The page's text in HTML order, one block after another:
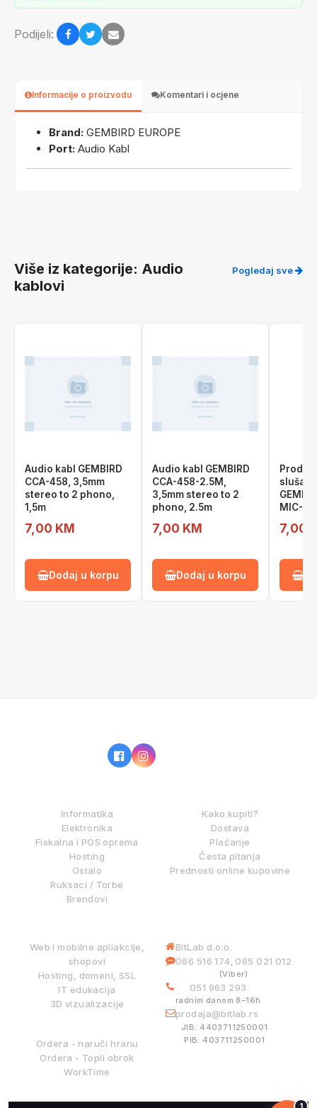
Podijeli:
Informacije o proizvodu Komentari i ocjene
Brand: GEMBIRD EUROPE
Port: Audio Kabl
Više iz kategorije: Audio
kablovi
Pogledaj sve
Audio kabl GEMBIRD
CCA-458, 3,5mm
stereo to 2 phono,
1,5m
7,00 KM
Dodaj u korpu
Audio kabl GEMBIRD
CCA-458-2.5M,
3,5mm stereo to 2
phono, 2.5m
7,00 KM
Dodaj u korpu
MIC-1
7,00
Informatika
Elektronika
Fiskalna i POS oprema
Hosting
Ostalo
Ruksaci / Torbe
Brendovi
Kako kupiti?
Dostava
Plaćanje
Česta pitanja
Prednosti online kupovine
Web i mobilne apliakcije,
shopovi
Hosting, domeni, SSL
IT edukacija
3D vizualizacije
Ordera - naruči hranu
Ordera - Topli obrok
WorkTime
BitLab d.o.o.
066 516 174, 065 021 012
(Viber)
051 963 293
radnim danom 8–16h
prodaja@bitlab.rs
JIB: 4403711250001
PIB: 403711250001
1